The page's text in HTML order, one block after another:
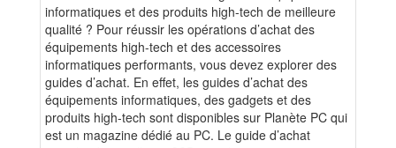
informatiques et des produits high-tech de meilleure
qualité ? Pour réussir les opérations d’achat des
équipements high-tech et des accessoires
informatiques performants, vous devez explorer des
guides d’achat. En effet, les guides d’achat des
équipements informatiques, des gadgets et des
produits high-tech sont disponibles sur Planète PC qui
est un magazine dédié au PC. Le guide d’achat